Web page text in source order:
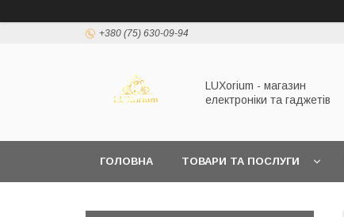
+380 (75) 630-09-94
LUXorium - магазин
електроніки та гаджетів
ГОЛОВНА ТОВАРИ ТА ПОСЛУГИ